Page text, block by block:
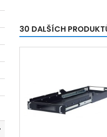
30 DALŠÍCH